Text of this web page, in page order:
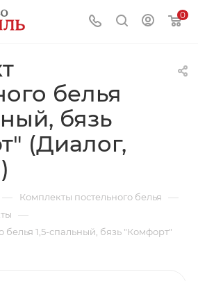
0
белья
бязь
(Диалог,
— Комплекты постельного белья —
—
белья 1,5-спальный, бязь "Комфорт"